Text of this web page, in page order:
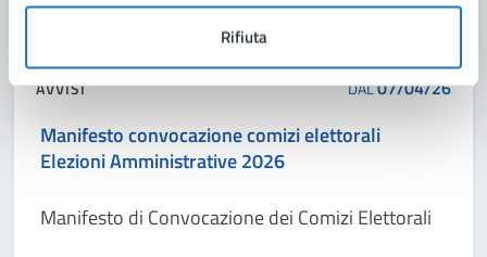
Rifiuta
AVVISI DAL07/04/26
Manifesto convocazione comizi elettorali
Elezioni Amministrative 2026
Manifesto di Convocazione dei Comizi Elettorali